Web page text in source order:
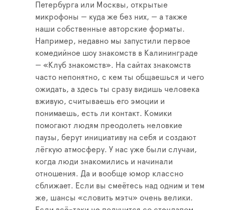
Петербурга или Москвы, открытые
микрофоны — куда же без них, — а также
наши собственные авторские форматы.
Например, недавно мы запустили первое
комедийное шоу знакомств в Калининграде
— «Клуб знакомств». На сайтах знакомств
часто непонятно, с кем ты общаешься и чего
ожидать, а здесь ты сразу видишь человека
вживую, считываешь его эмоции и
понимаешь, есть ли контакт. Комики
помогают людям преодолеть неловкие
паузы, берут инициативу на себя и создают
лёгкую атмосферу. У нас уже были случаи,
когда люди знакомились и начинали
отношения. Да и вообще юмор классно
сближает. Если вы смеётесь над одним и тем
же, шансы «словить мэтч» очень велики.